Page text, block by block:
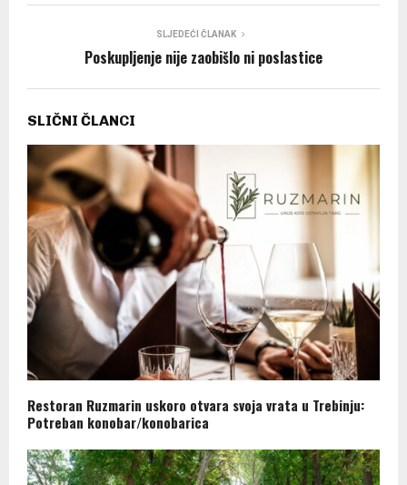
SLJEDEĆI ČLANAK
Poskupljenje nije zaobišlo ni poslastice
SLIČNI ČLANCI
Restoran Ruzmarin uskoro otvara svoja vrata u Trebinju:
Potreban konobar/konobarica